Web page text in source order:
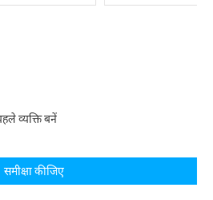
व्यक्ति बनें
समीक्षा कीजिए